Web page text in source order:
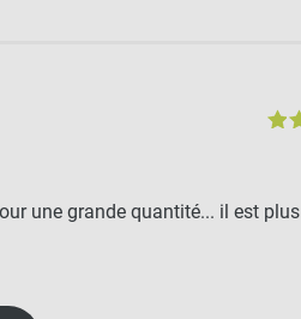
une grande quantité... il est plus